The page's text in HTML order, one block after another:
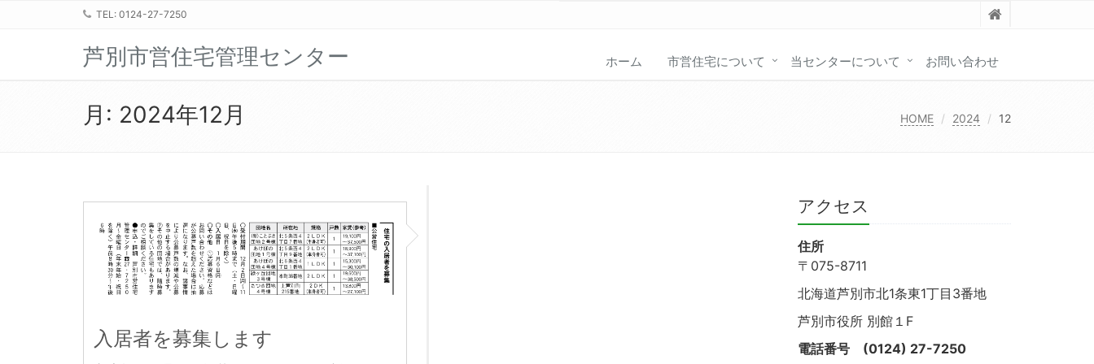
TEL: 0124-27-7250
芦別市営住宅管理センター ホーム 市営住宅について 当センターについて お問い合わせ
月: 2024年12月 HOME 2024 12
入居者を募集します
アクセス
住所
〒075-8711
北海道芦別市北1条東1丁目3番地
芦別市役所 別館１F
電話番号 (0124) 27-7250